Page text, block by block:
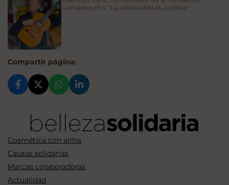
Gomaespuma: “La solidaridad es Justicia"
Compartir página:
Cosmética con alma
Causas solidarias
Marcas colaboradoras
Actualidad